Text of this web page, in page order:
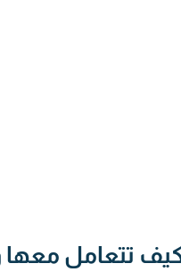
كيف تتعامل